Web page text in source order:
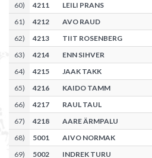
60) 4211 LEILI PRANS
61) 4212 AVO RAUD
62) 4213 TIIT ROSENBERG
63) 4214 ENN SIHVER
64) 4215 JAAK TAKK
65) 4216 KAIDO TAMM
66) 4217 RAUL TAUL
67) 4218 AARE ÄRMPALU
68) 5001 AIVO NORMAK
69) 5002 INDREK TURU